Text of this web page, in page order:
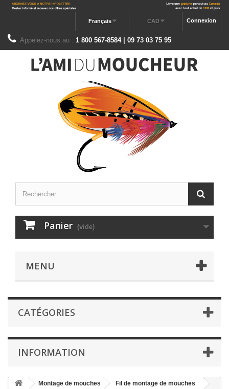
Connexion
CAD
Français
Appelez-nous au : 1 800 567-8584 | 09 73 03 75 95
Panier (vide)
MENU
CATÉGORIES
INFORMATION
Montage de mouches
Fil de montage de mouches